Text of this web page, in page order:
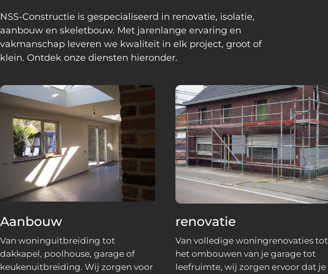
NSS-Constructie is gespecialiseerd in renovatie, isolatie,
aanbouw en skeletbouw. Met jarenlange ervaring en
vakmanschap leveren we kwaliteit in elk project, groot of
klein. Ontdek onze diensten hieronder.
Aanbouw
Van woninguitbreiding tot
dakkapel, poolhouse, garage of
keukenuitbreiding. Wij zorgen voor
renovatie
Van volledige woningrenovaties tot
het ombouwen van je garage tot
leefruimte, wij zorgen ervoor dat je